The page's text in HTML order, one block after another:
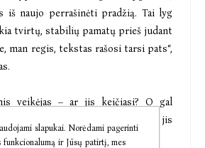
iš naujo perrašinėti pradžią. Tai lyg
tvirtų, stabilių pamatų prieš judant
man regis, tekstas rašosi tarsi pats“,
veikėjas – ar jis keičiasi? O gal
pradžių sukuriamas toks, kad jis
lieka visada atpažįstamas?
slapukai. Norėdami pagerinti
funkcionalumą ir Jūsų patirtį, mes